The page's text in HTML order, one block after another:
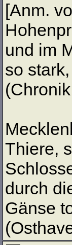
[Anm.
und im
so
Thiere,
durch
Gänse